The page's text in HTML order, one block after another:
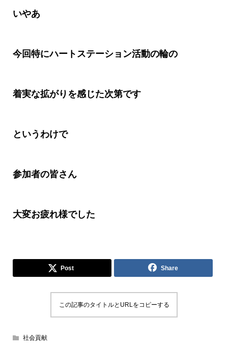
いやあ
今回特にハートステーション活動の輪の
着実な拡がりを感じた次第です
というわけで
参加者の皆さん
大変お疲れ様でした
Post Share
この記事のタイトルとURLをコピーする
社会貢献